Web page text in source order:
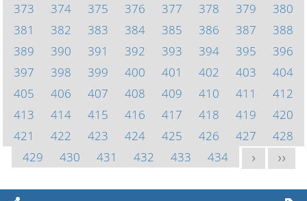
373
374 375 376 377 378 379
380
381
382 383 384 385 386 387
388
389
390 391 392 393 394 395
396
397
398 399 400 401 402 403
404
405
406 407 408 409 410 411
412
413
414 415 416 417 418 419
420
421
422 423 424 425 426 427
428
429
430 431 432 433 434 > >>